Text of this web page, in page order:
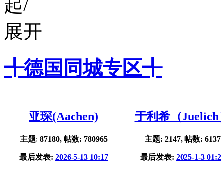
╃德国同城专区╃
亚琛(Aachen)
主题: 87180, 帖数: 780965
最后发表: 2026-5-13 10:17
于利希（Juelich
主题: 2147, 帖数: 6137
最后发表: 2025-1-3